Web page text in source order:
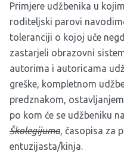
Primjere udžbenika u
roditeljski parovi
toleranciji o kojoj uče
zastarjeli obrazovni
autorima i autoricama
greške, kompletnom
predznakom,
po kom će se udžbeniku
Školegijuma, časopisa za
entuzijasta/kinja.